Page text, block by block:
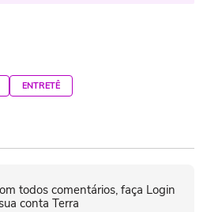
ENTRETÊ
todos comentários, faça Login
conta Terra